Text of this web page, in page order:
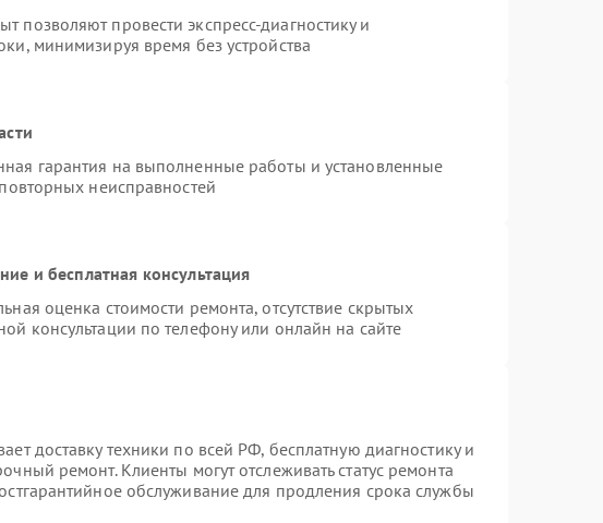
позволяют провести экспресс-диагностику и
минимизируя время без устройства
гарантия на выполненные работы и установленные
неисправностей
и бесплатная консультация
оценка стоимости ремонта, отсутствие скрытых
консультации по телефону или онлайн на сайте
доставку техники по всей РФ, бесплатную диагностику и
ремонт. Клиенты могут отслеживать статус ремонта
обслуживание для продления срока службы